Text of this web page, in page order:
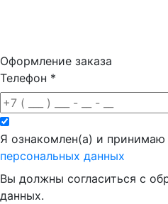
Оформление заказа
Телефон *
Я ознакомлен(а) и принимаю
персональных данных
Вы должны согласиться с
данных.